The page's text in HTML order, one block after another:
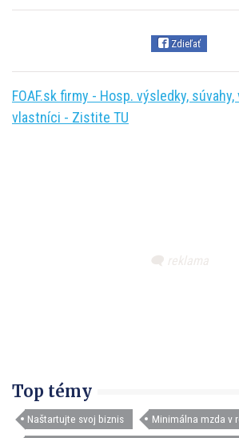
Zdieľať
FOAF.sk firmy - Hosp. výsledky, súvahy,
vlastníci - Zistite TU
Top témy
Naštartujte svoj biznis Minimálna mzda v